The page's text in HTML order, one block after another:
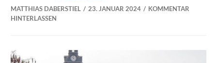
MATTHIAS DABERSTIEL 23. JANUAR 2024
KOMMENTAR
HINTERLASSEN